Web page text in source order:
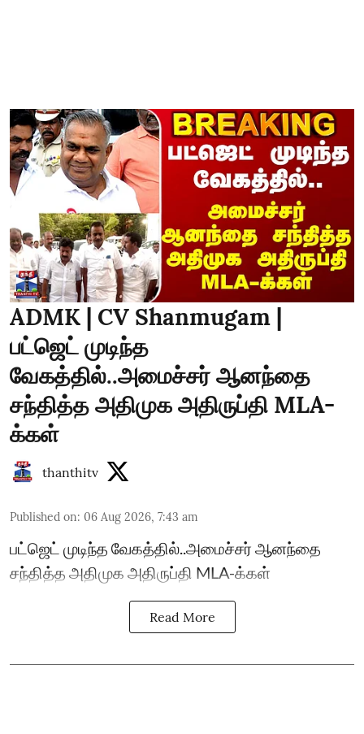
ADMK | CV Shanmugam |
பட்ஜெட் முடிந்த
வேகத்தில்..அமைச்சர் ஆனந்தை
சந்தித்த அதிமுக அதிருப்தி MLA-
க்கள்
thanthitv
Published on: 06 Aug 2026, 7:43 am
பட்ஜெட் முடிந்த வேகத்தில்..அமைச்சர் ஆனந்தை
சந்தித்த அதிமுக அதிருப்தி MLA-க்கள்
Read More